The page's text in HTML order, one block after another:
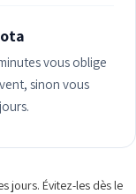
vous oblige
sinon vous
jours. Évitez-les dès le